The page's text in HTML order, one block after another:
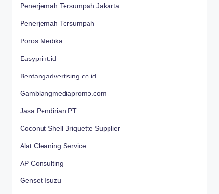
Penerjemah Tersumpah Jakarta
Penerjemah Tersumpah
Poros Medika
Easyprint.id
Bentangadvertising.co.id
Gamblangmediapromo.com
Jasa Pendirian PT
Coconut Shell Briquette Supplier
Alat Cleaning Service
AP Consulting
Genset Isuzu